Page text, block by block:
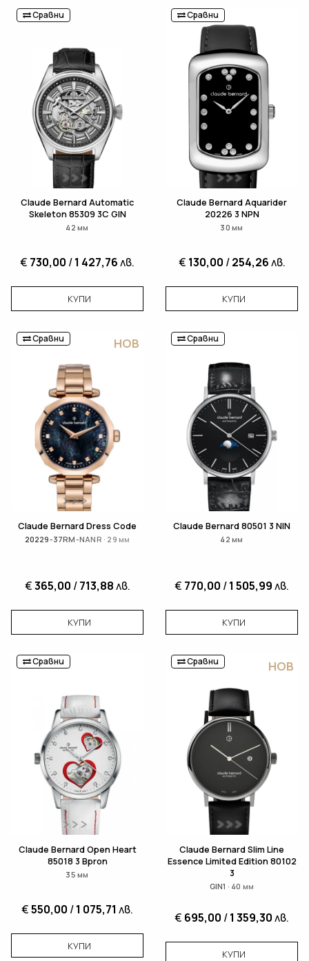
Сравни
Claude Bernard Automatic
Skeleton 85309 3C GIN
42 мм
€ 730,00 /1 427,76лв.
КУПИ
Сравни
Claude Bernard Aquarider
20226 3 NPN
30 мм
€ 130,00 /254,26лв.
КУПИ
Сравни НОВ
Claude Bernard Dress Code
20229-37RM-NANR · 29 мм
€365,00 /713,88лв.
КУПИ
Сравни
Claude Bernard 80501 3 NIN
42 мм
€ 770,00 /1 505,99лв.
КУПИ
Сравни
Claude Bernard Open Heart
85018 3 Bpron
35 мм
€550,00 /1 075,71 лв.
КУПИ
Сравни НОВ
Claude Bernard Slim Line
Essence Limited Edition 80102
3
GIN1 · 40 мм
€ 695,00 /1 359,30лв.
КУПИ